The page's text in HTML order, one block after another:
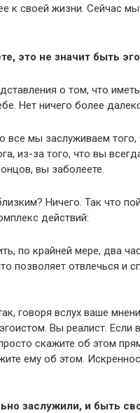
к своей жизни. Сейчас
это не значит быть
о том, что
Нет ничего более
все мы заслуживаем
из-за того, что вы
вы заболеете.
Ничего. Так что
действий:
по крайней мере, два
позволяет отвлечься и
говоря вслух ваше
Вы реалист. Если
скажите об этом
ему об этом.
заслужили, и быть